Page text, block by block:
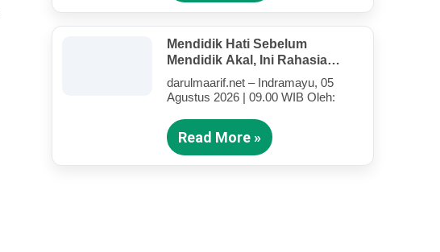
Mendidik Hati Sebelum
Mendidik Akal, Ini Rahasia
Tarbiyah Rosululloh SAW Bagi
Anak-Anak Yang Terluka
(Bagian III)
darulmaarif.net – Indramayu, 05
Agustus 2026 | 09.00 WIB Oleh:
Read More »